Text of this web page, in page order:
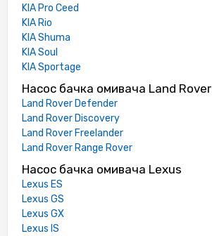
KIA Pro Ceed
KIA Rio
KIA Shuma
KIA Soul
KIA Sportage
Насос бачка омивача Land Rover
Land Rover Defender
Land Rover Discovery
Land Rover Freelander
Land Rover Range Rover
Насос бачка омивача Lexus
Lexus ES
Lexus GS
Lexus GX
Lexus IS